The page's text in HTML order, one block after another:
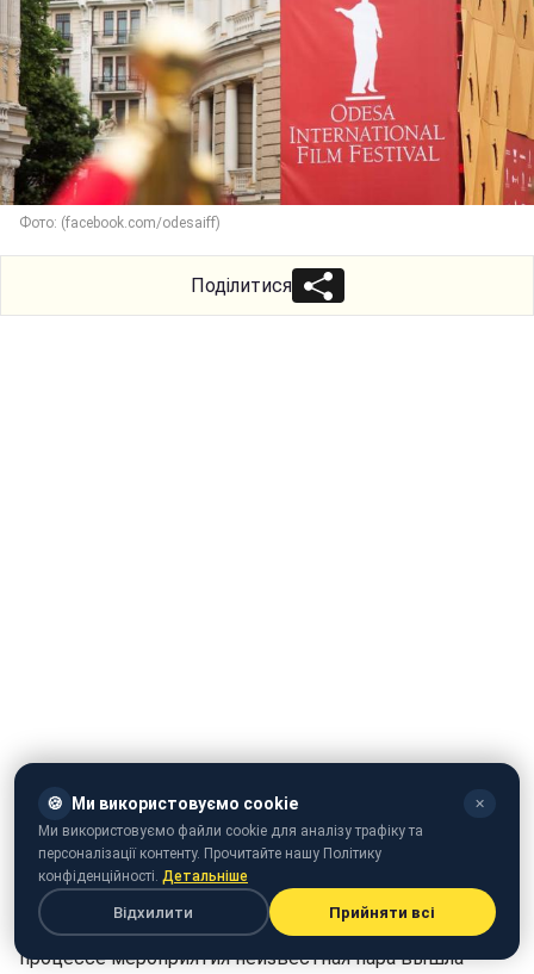
Фото: (facebook.com/odesaiff)
Поділитися
В субботу, 21 июля происходило закрытие девятого
международного Одесского кинофестиваля. В
процессе мероприятия неизвестная пара вышла
🍪 Ми використовуємо cookie ✕
Ми використовуємо файли cookie для аналізу трафіку та
персоналізації контенту. Прочитайте нашу Політику
конфіденційності. Детальніше
Відхилити Прийняти всі